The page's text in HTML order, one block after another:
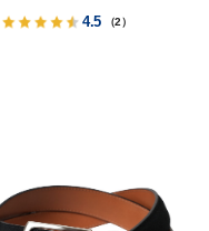
4.5 （2）